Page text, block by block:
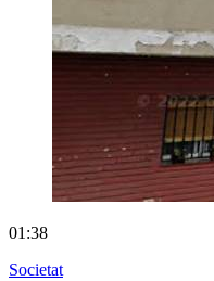
01:38
Societat